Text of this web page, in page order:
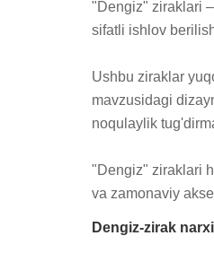
"Dengiz" ziraklari
sifatli ishlov
Ushbu ziraklar
mavzusidagi
noqulaylik
"Dengiz" ziraklari
va zamonaviy
Dengiz-zirak